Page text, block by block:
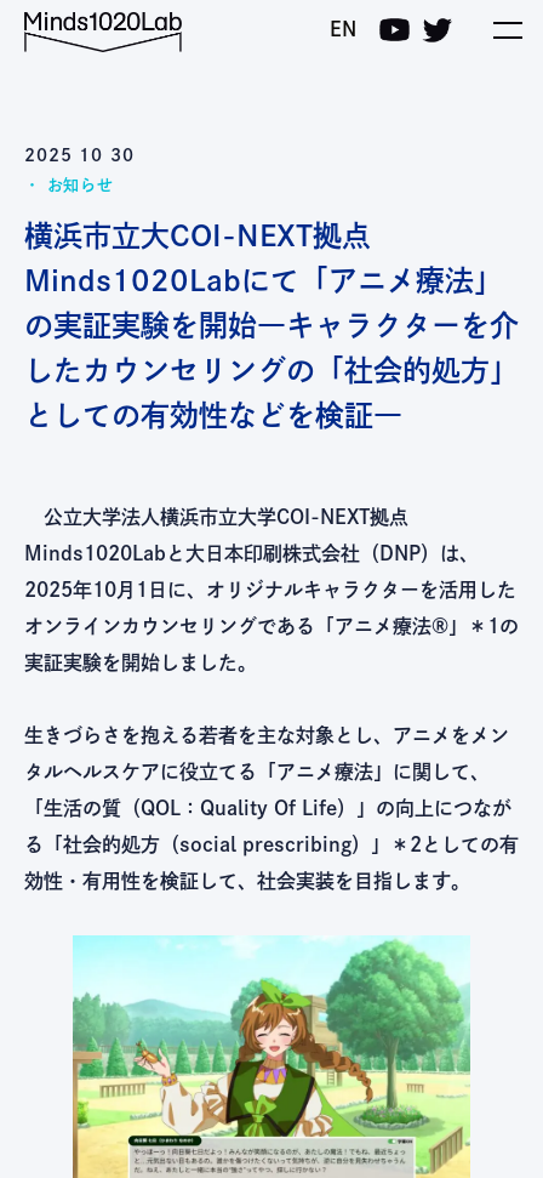
Minds1020Lab｜
EN
2025 10 30
お知らせ
横浜市立大COI-NEXT拠点
Minds1020Labにて「アニメ療法」
の実証実験を開始―キャラクターを介
したカウンセリングの「社会的処方」
としての有効性などを検証―
公立大学法人横浜市立大学COI-NEXT拠点
Minds1020Labと大日本印刷株式会社（DNP）は、
2025年10月1日に、オリジナルキャラクターを活用した
オンラインカウンセリングである「アニメ療法®」＊1の
実証実験を開始しました。
生きづらさを抱える若者を主な対象とし、アニメをメン
タルヘルスケアに役立てる「アニメ療法」に関して、
「生活の質（QOL：Quality Of Life）」の向上につなが
る「社会的処方（social prescribing）」＊2としての有
効性・有用性を検証して、社会実装を目指します。